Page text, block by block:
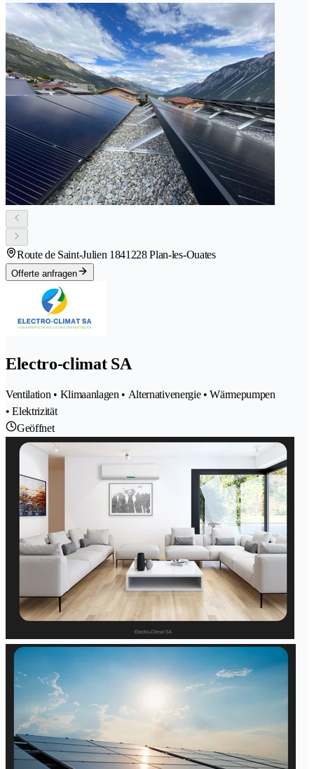
Route de Saint-Julien 1841228 Plan-les-Ouates
Offerte anfragen
Electro-climat SA
Ventilation • Klimaanlagen • Alternativenergie • Wärmepumpen
• Elektrizität
Geöffnet